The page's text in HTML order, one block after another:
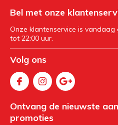
Bel met onze
Onze klantenservice is vandaag
tot 22:00 uur.
Volg ons
Ontvang de nieuwste
promoties